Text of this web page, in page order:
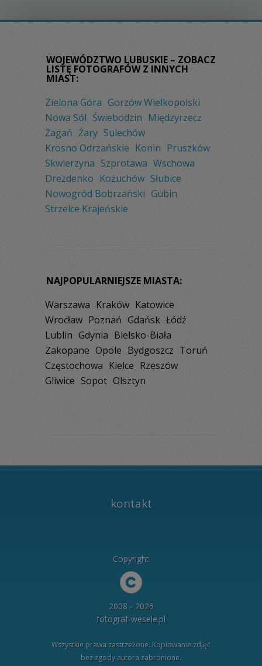
WOJEWÓDZTWO LUBUSKIE – ZOBACZ
LISTĘ FOTOGRAFÓW Z INNYCH
MIAST:
Zielona Góra Gorzów Wielkopolski
Nowa Sól Świebodzin Międzyrzecz
Żagań Żary Sulechów
Krosno Odrzańskie Konin Pruszków
Skwierzyna Szprotawa Wschowa
Drezdenko Kożuchów Słubice
Nowogród Bobrzański Gubin
Strzelce Krajeńskie
NAJPOPULARNIEJSZE MIASTA:
Warszawa Kraków Katowice
Wrocław Poznań Gdańsk Łódź
Lublin Gdynia Bielsko-Biała
Zakopane Opole Bydgoszcz Toruń
Częstochowa Kielce Rzeszów
Gliwice Sopot Olsztyn
kontakt
Copyright
2008 - 2026
fotograf-wesele.pl
Wszystkie prawa zastrzeżone. Kopiowanie zdjęć
bez zgody autora zabronione.